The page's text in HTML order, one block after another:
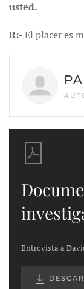
usted.
R:-El placer es
Entrevista a